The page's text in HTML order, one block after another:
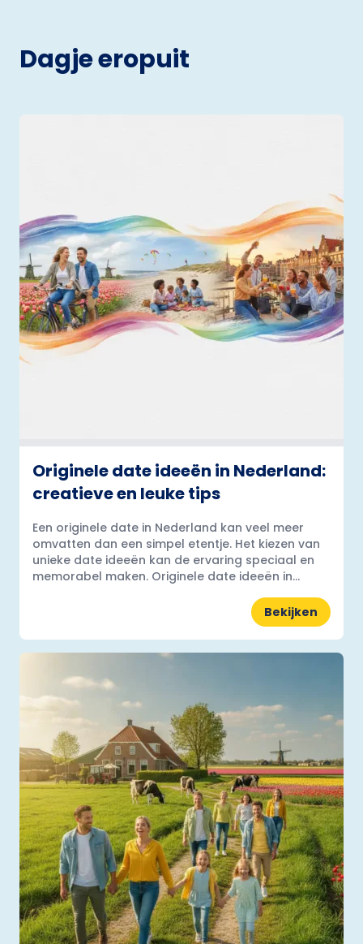
Dagje eropuit
Originele date ideeën in Nederland:
creatieve en leuke tips
Een originele date in Nederland kan veel meer
omvatten dan een simpel etentje. Het kiezen van
unieke date ideeën kan de ervaring speciaal en
memorabel maken. Originele date ideeën in...
Bekijken